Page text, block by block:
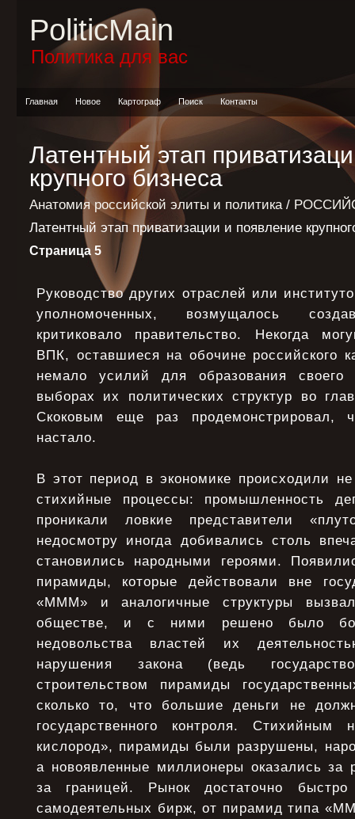
PoliticMain
Политика для вас
Главная Новое Картограф Поиск Контакты
Латентный этап
крупного бизнеса
Анатомия российской элиты и политика/
Латентный этап приватизации и появление
Страница 5
Руководство других отраслей или
уполномоченных, возмущалось
критиковало правительство. Некогда
ВПК, оставшиеся на обочине российского
немало усилий для образования
выборах их политических структур во
Скоковым еще раз
настало.
В этот период в экономике происходили
стихийные процессы: промышленность
проникали ловкие представители
недосмотру иногда добивались столь
становились народными героями.
пирамиды, которые действовали вне
«МММ» и аналогичные структуры
обществе, и с ними решено было
недовольства властей их
нарушения закона (ведь
строительством пирамиды
сколько то, что большие деньги не
государственного контроля. Стихийным
кислород», пирамиды были разрушены,
а новоявленные миллионеры оказались за
за границей. Рынок достаточно
самодеятельных бирж, от пирамид типа